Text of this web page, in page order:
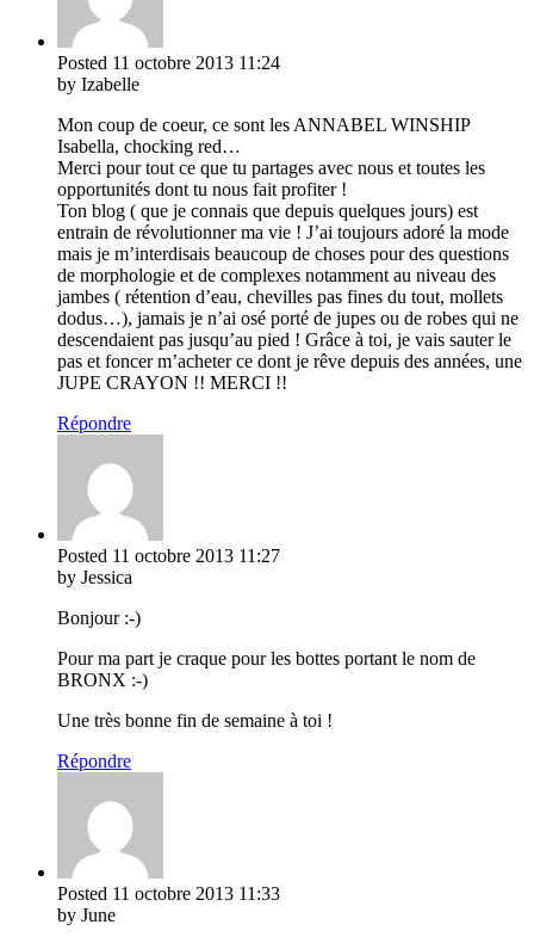
Posted 11 octobre 2013 11:24
by Izabelle
Mon coup de coeur, ce sont les ANNABEL WINSHIP
Isabella, chocking red…
Merci pour tout ce que tu partages avec nous et toutes les
opportunités dont tu nous fait profiter !
Ton blog ( que je connais que depuis quelques jours) est
entrain de révolutionner ma vie ! J’ai toujours adoré la mode
mais je m’interdisais beaucoup de choses pour des questions
de morphologie et de complexes notamment au niveau des
jambes ( rétention d’eau, chevilles pas fines du tout, mollets
dodus…), jamais je n’ai osé porté de jupes ou de robes qui ne
descendaient pas jusqu’au pied ! Grâce à toi, je vais sauter le
pas et foncer m’acheter ce dont je rêve depuis des années, une
JUPE CRAYON !! MERCI !!
Répondre
Posted 11 octobre 2013 11:27
by Jessica
Bonjour :-)
Pour ma part je craque pour les bottes portant le nom de
BRONX :-)
Une très bonne fin de semaine à toi !
Répondre
Posted 11 octobre 2013 11:33
by June